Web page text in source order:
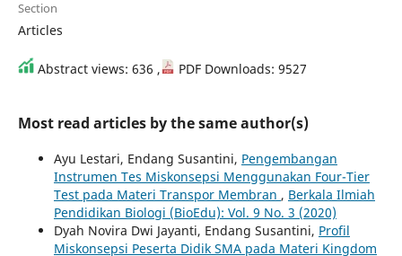
Section
Articles
Abstract views: 636 , PDF Downloads: 9527
Most read articles by the same author(s)
Ayu Lestari, Endang Susantini, Pengembangan
Instrumen Tes Miskonsepsi Menggunakan Four-Tier
Test pada Materi Transpor Membran , Berkala Ilmiah
Pendidikan Biologi (BioEdu): Vol. 9 No. 3 (2020)
Dyah Novira Dwi Jayanti, Endang Susantini, Profil
Miskonsepsi Peserta Didik SMA pada Materi Kingdom